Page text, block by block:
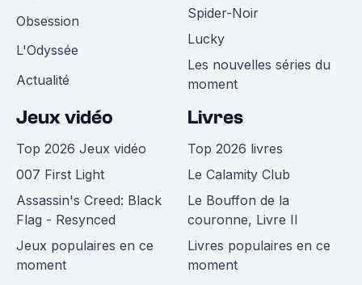
Obsession
L'Odyssée
Actualité
Spider-Noir
Lucky
Les nouvelles séries du
moment
Jeux vidéo
Top 2026 Jeux vidéo
007 First Light
Assassin's Creed: Black
Flag - Resynced
Jeux populaires en ce
moment
Livres
Top 2026 livres
Le Calamity Club
Le Bouffon de la
couronne, Livre II
Livres populaires en ce
moment